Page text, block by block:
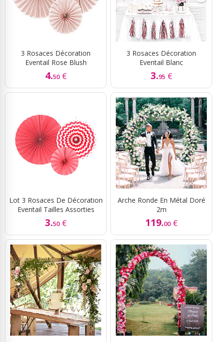
3 Rosaces Décoration
Eventail Rose Blush
4.50 €
3 Rosaces Décoration
Eventail Blanc
3.95 €
Lot 3 Rosaces De Décoration
Eventail Tailles Assorties
3.50 €
Arche Ronde En Métal Doré
2m
119.00 €